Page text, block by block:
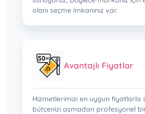
olanı seçme imkanınız var.
Avantajlı Fiyatlar
Hizmetlerimizi en uygun fiyatlarla
bütçenizi aşmadan profesyonel